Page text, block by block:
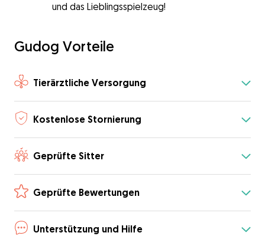
und das Lieblingsspielzeug!
Gudog Vorteile
Tierärztliche Versorgung
Kostenlose Stornierung
Geprüfte Sitter
Geprüfte Bewertungen
Unterstützung und Hilfe